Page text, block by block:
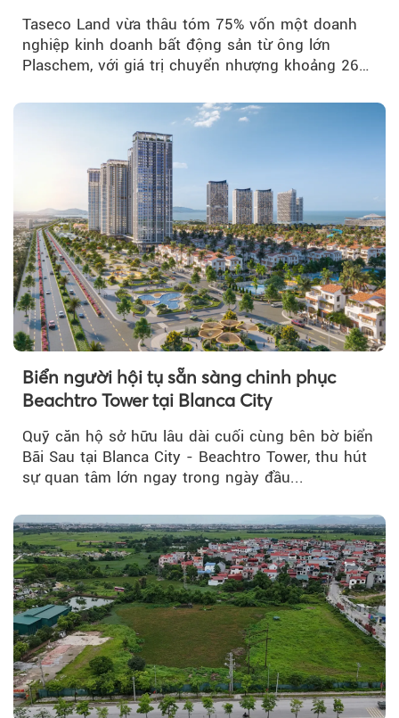
Taseco Land vừa thâu tóm 75% vốn một doanh
nghiệp kinh doanh bất động sản từ ông lớn
Plaschem, với giá trị chuyển nhượng khoảng 262
Biển người hội tụ sẵn sàng chinh phục
Beachtro Tower tại Blanca City
Quỹ căn hộ sở hữu lâu dài cuối cùng bên bờ biển
Bãi Sau tại Blanca City - Beachtro Tower, thu hút
sự quan tâm lớn ngay trong ngày đầu...